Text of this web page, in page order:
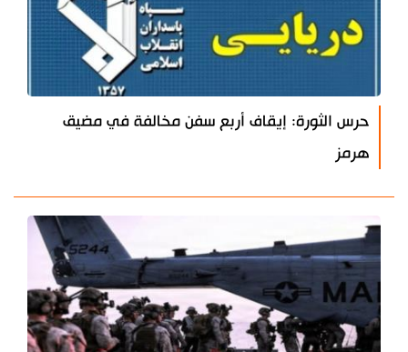
حرس الثورة: إيقاف أربع سفن مخالفة في مضيق
هرمز